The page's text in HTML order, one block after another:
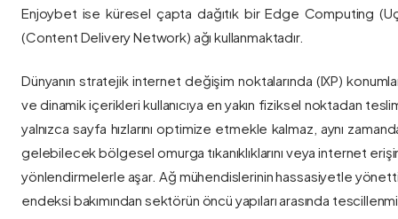
Enjoybet ise küresel çapta dağıtık bir Edge Computing
(Content Delivery Network) ağı kullanmaktadır.
Dünyanın stratejik internet değişim noktalarında (IXP)
ve dinamik içerikleri kullanıcıya en yakın fiziksel noktadan
yalnızca sayfa hızlarını optimize etmekle kalmaz, aynı
gelebilecek bölgesel omurga tıkanıklıklarını veya internet
yönlendirmelerle aşar. Ağ mühendislerinin hassasiyetle
endeksi bakımından sektörün öncü yapıları arasında